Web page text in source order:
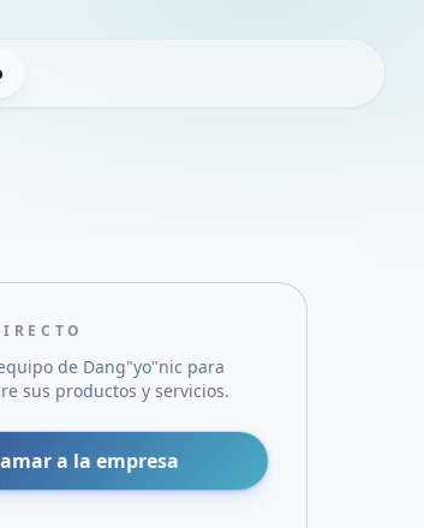
de Dang"yo"nic para
sus productos y servicios.
a la empresa